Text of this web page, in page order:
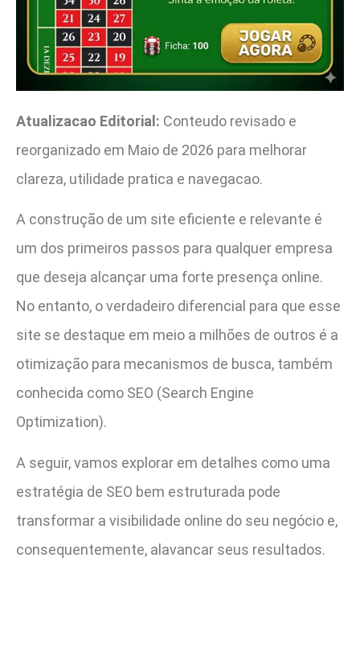
Atualizacao Editorial: Conteudo revisado e
reorganizado em Maio de 2026 para melhorar
clareza, utilidade pratica e navegacao.
A construção de um site eficiente e relevante é
um dos primeiros passos para qualquer empresa
que deseja alcançar uma forte presença online.
No entanto, o verdadeiro diferencial para que esse
site se destaque em meio a milhões de outros é a
otimização para mecanismos de busca, também
conhecida como SEO (Search Engine
Optimization).
A seguir, vamos explorar em detalhes como uma
estratégia de SEO bem estruturada pode
transformar a visibilidade online do seu negócio e,
consequentemente, alavancar seus resultados.